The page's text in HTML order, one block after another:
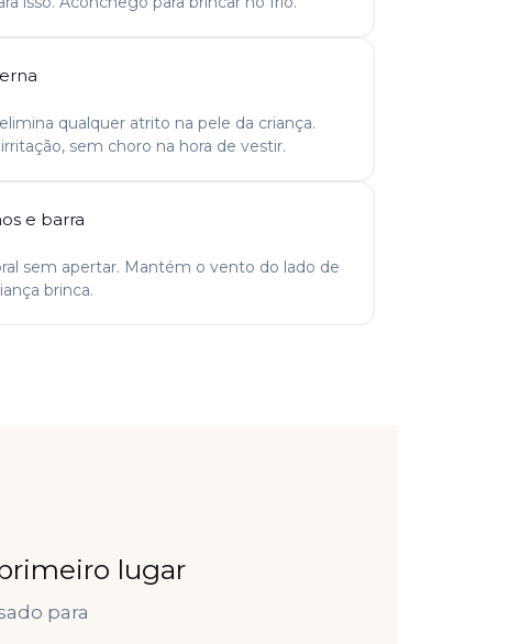
qualquer atrito na pele da criança.
sem choro na hora de vestir.
e barra
sem apertar. Mantém o vento do lado de
brinca.
lugar
para